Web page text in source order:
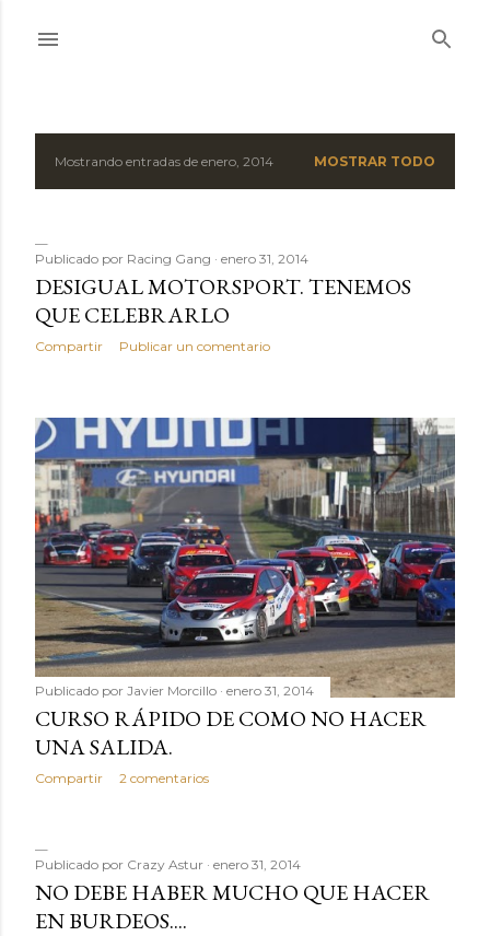
E
t
r
a
a
s
Mostrando entradas de enero, 2014 MOSTRAR TODO
Publicado por Racing Gang enero 31, 2014
DESIGUAL MOTORSPORT. TENEMOS
QUE CELEBRARLO
Compartir Publicar un comentario
Publicado por Javier Morcillo enero 31, 2014
CURSO RÁPIDO DE COMO NO HACER
UNA SALIDA.
Compartir 2 comentarios
Publicado por Crazy Astur enero 31, 2014
NO DEBE HABER MUCHO QUE HACER
EN BURDEOS....